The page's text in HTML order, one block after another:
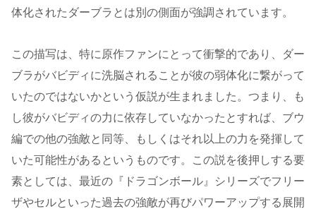
体化されたダーブラとは別の側面が強調されています​。
この描写は、特に原作ファンにとって衝撃的であり、ダー
ブラがバビディに洗脳されることが彼の弱体化に繋がって
いたのではないかという仮説が生まれました。つまり、も
し彼がバビディの力に依存していなかったとすれば、ブウ
編での他の強敵と同等、もしくはそれ以上の力を発揮して
いた可能性があるというものです。この説を後押しする要
素としては、最近の『ドラゴンボール』シリーズでフリー
ザやセルといった過去の強敵が再びパワーアップする展開